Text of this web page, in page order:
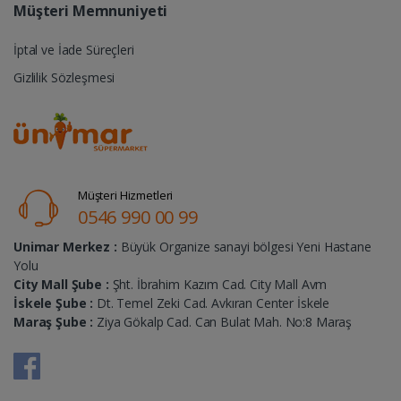
Müşteri Memnuniyeti
İptal ve İade Süreçleri
Gizlilik Sözleşmesi
Müşteri Hizmetleri
0546 990 00 99
Unimar Merkez : Büyük Organize sanayi bölgesi Yeni Hastane
Yolu
City Mall Şube : Şht. İbrahim Kazım Cad. City Mall Avm
İskele Şube : Dt. Temel Zeki Cad. Avkıran Center İskele
Maraş Şube : Ziya Gökalp Cad. Can Bulat Mah. No:8 Maraş